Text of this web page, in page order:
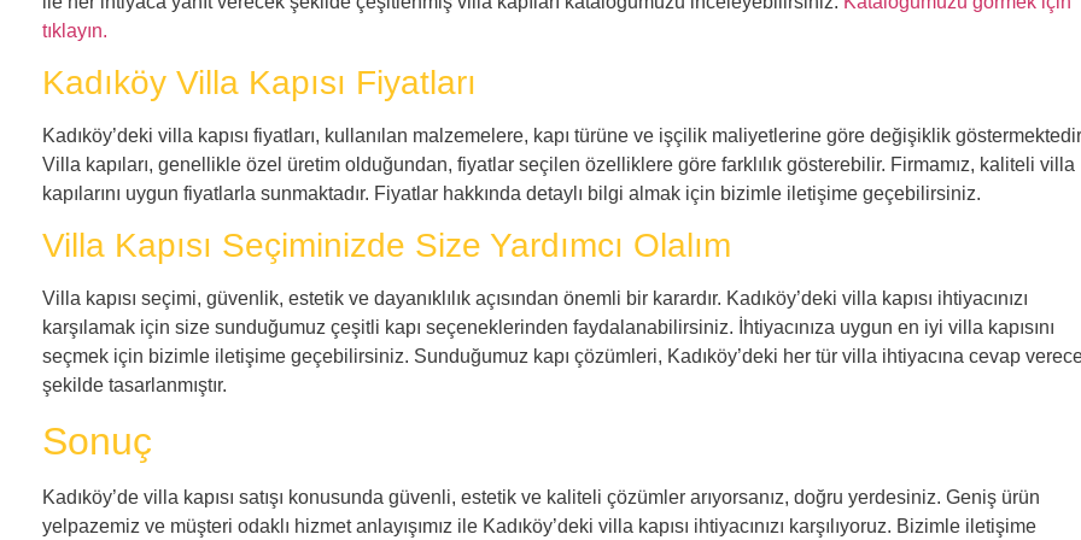
tıklayın.
Kadıköy Villa Kapısı Fiyatları
Kadıköy’deki villa kapısı fiyatları, kullanılan malzemelere, kapı türüne ve işçilik maliyetlerine göre değişiklik
Villa kapıları, genellikle özel üretim olduğundan, fiyatlar seçilen özelliklere göre farklılık gösterebilir. Firmamız, kaliteli villa
kapılarını uygun fiyatlarla sunmaktadır. Fiyatlar hakkında detaylı bilgi almak için bizimle iletişime geçebilirsiniz.
Villa Kapısı Seçiminizde Size Yardımcı Olalım
Villa kapısı seçimi, güvenlik, estetik ve dayanıklılık açısından önemli bir karardır. Kadıköy’deki villa kapısı ihtiyacınızı
karşılamak için size sunduğumuz çeşitli kapı seçeneklerinden faydalanabilirsiniz. İhtiyacınıza uygun en iyi villa kapısını
seçmek için bizimle iletişime geçebilirsiniz. Sunduğumuz kapı çözümleri, Kadıköy’deki her tür villa ihtiyacına cevap
şekilde tasarlanmıştır.
Sonuç
Kadıköy’de villa kapısı satışı konusunda güvenli, estetik ve kaliteli çözümler arıyorsanız, doğru yerdesiniz. Geniş ürün
yelpazemiz ve müşteri odaklı hizmet anlayışımız ile Kadıköy’deki villa kapısı ihtiyacınızı karşılıyoruz. Bizimle iletişime